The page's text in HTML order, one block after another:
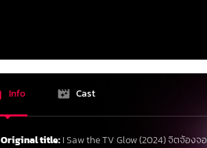
Info Cast
Original title:I Saw the TV Glow (2024) จิตจ้องจอ